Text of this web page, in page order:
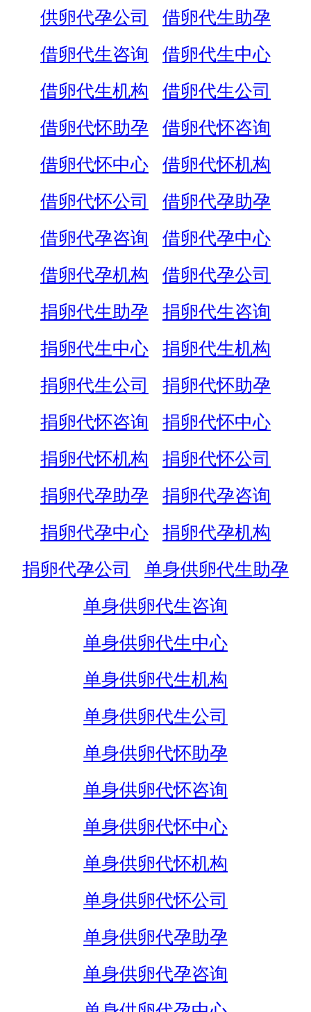
供卵代孕公司
借卵代生助孕
借卵代生咨询
借卵代生中心
借卵代生机构
借卵代生公司
借卵代怀助孕
借卵代怀咨询
借卵代怀中心
借卵代怀机构
借卵代怀公司
借卵代孕助孕
借卵代孕咨询
借卵代孕中心
借卵代孕机构
借卵代孕公司
捐卵代生助孕
捐卵代生咨询
捐卵代生中心
捐卵代生机构
捐卵代生公司
捐卵代怀助孕
捐卵代怀咨询
捐卵代怀中心
捐卵代怀机构
捐卵代怀公司
捐卵代孕助孕
捐卵代孕咨询
捐卵代孕中心
捐卵代孕机构
捐卵代孕公司
单身供卵代生助孕
单身供卵代生咨询
单身供卵代生中心
单身供卵代生机构
单身供卵代生公司
单身供卵代怀助孕
单身供卵代怀咨询
单身供卵代怀中心
单身供卵代怀机构
单身供卵代怀公司
单身供卵代孕助孕
单身供卵代孕咨询